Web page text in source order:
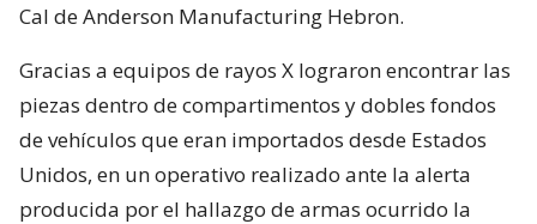
Cal de Anderson Manufacturing Hebron.
Gracias a equipos de rayos X lograron encontrar las
piezas dentro de compartimentos y dobles fondos
de vehículos que eran importados desde Estados
Unidos, en un operativo realizado ante la alerta
producida por el hallazgo de armas ocurrido la